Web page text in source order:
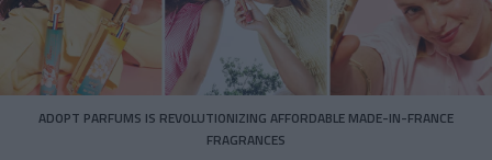
ADOPT PARFUMS IS REVOLUTIONIZING AFFORDABLE MADE-IN-FRANCE
FRAGRANCES